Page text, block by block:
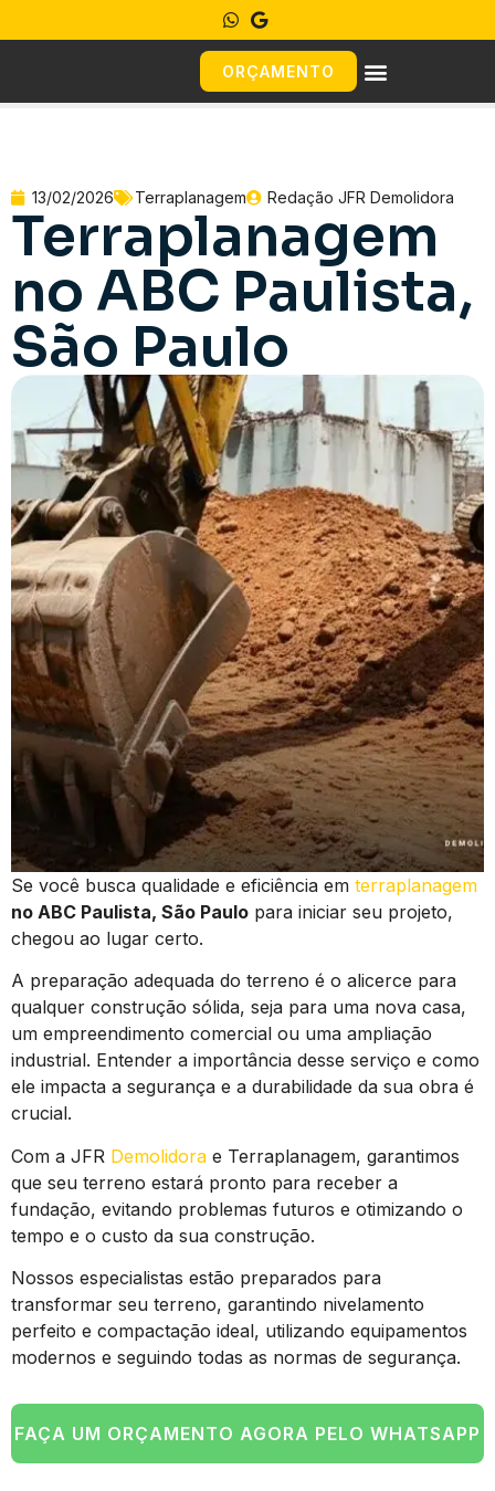
ORÇAMENTO
13/02/2026 Terraplanagem Redação JFR Demolidora
Terraplanagem
no ABC Paulista,
São Paulo
Se você busca qualidade e eficiência em terraplanagem
no ABC Paulista, São Paulo para iniciar seu projeto,
chegou ao lugar certo.
A preparação adequada do terreno é o alicerce para
qualquer construção sólida, seja para uma nova casa,
um empreendimento comercial ou uma ampliação
industrial. Entender a importância desse serviço e como
ele impacta a segurança e a durabilidade da sua obra é
crucial.
Com a JFR Demolidora e Terraplanagem, garantimos
que seu terreno estará pronto para receber a
fundação, evitando problemas futuros e otimizando o
tempo e o custo da sua construção.
Nossos especialistas estão preparados para
transformar seu terreno, garantindo nivelamento
perfeito e compactação ideal, utilizando equipamentos
modernos e seguindo todas as normas de segurança.
FAÇA UM ORÇAMENTO AGORA PELO WHATSAPP